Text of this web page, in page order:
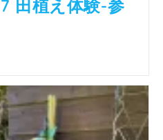
田植え体験-参